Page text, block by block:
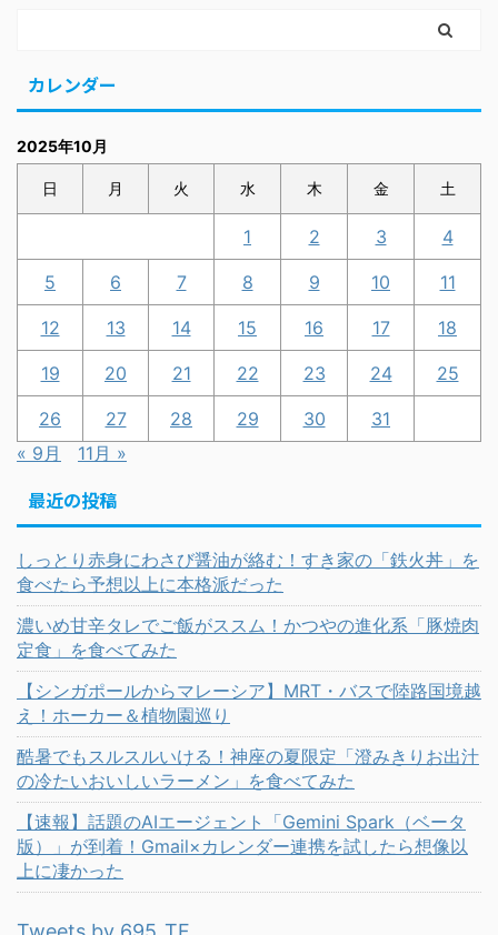
カレンダー
2025年10月
日 月 火 水 木 金 土
1 2 3 4
5 6 7 8 9 10 11
12 13 14 15 16 17 18
19 20 21 22 23 24 25
26 27 28 29 30
31
« 9月
11月 »
最近の投稿
しっとり赤身にわさび醤油が絡む！すき家の「鉄火丼」を
食べたら予想以上に本格派だった
濃いめ甘辛タレでご飯がススム！かつやの進化系「豚焼肉
定食」を食べてみた
【シンガポールからマレーシア】MRT・バスで陸路国境越
え！ホーカー＆植物園巡り
酷暑でもスルスルいける！神座の夏限定「澄みきりお出汁
の冷たいおいしいラーメン」を食べてみた
【速報】話題のAIエージェント「Gemini Spark（ベータ
版）」が到着！Gmail×カレンダー連携を試したら想像以
上に凄かった